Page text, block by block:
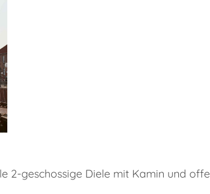
2-geschossige Diele mit Kamin und